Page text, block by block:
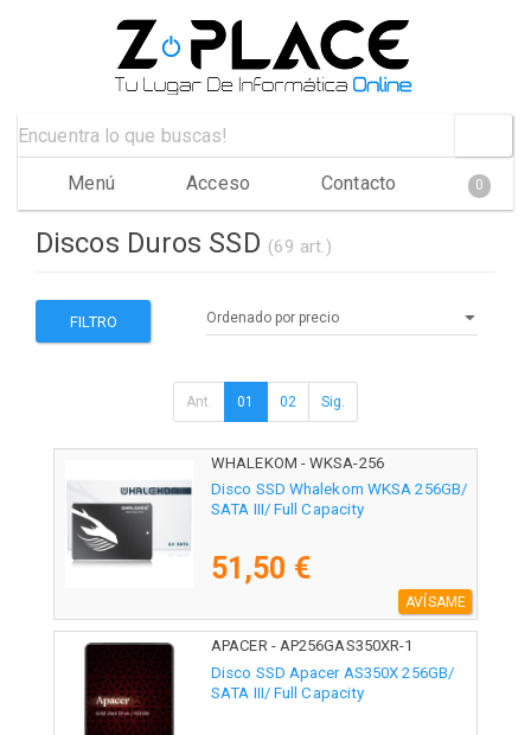
Menú Acceso Contacto 0
Discos Duros SSD (69 art.)
FILTRO
Ant. 01 02 Sig.
WHALEKOM - WKSA-256
Disco SSD Whalekom WKSA 256GB/
SATA III/ Full Capacity
51,50 €
AVÍSAME
APACER - AP256GAS350XR-1
Disco SSD Apacer AS350X 256GB/
SATA III/ Full Capacity